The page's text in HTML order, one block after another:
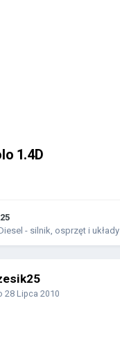
1.4D
- silnik, osprzęt i układy
28 Lipca 2010